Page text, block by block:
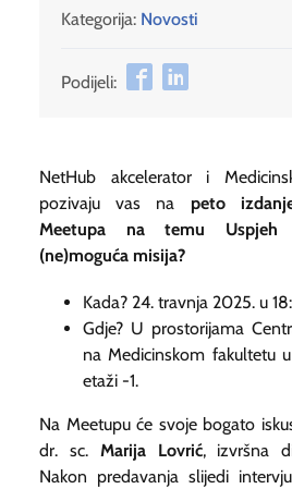
Kategorija: Novosti
Podijeli:
NetHub akcelerator i
pozivaju vas na peto
Meetupa na temu Uspjeh
(ne)moguća misija?
Kada? 24. travnja 2025. u
Gdje? U prostorijama
na Medicinskom fakultetu
etaži -1.
Na Meetupu će svoje bogato
dr. sc. Marija Lovrić, izvršna
Nakon predavanja slijedi